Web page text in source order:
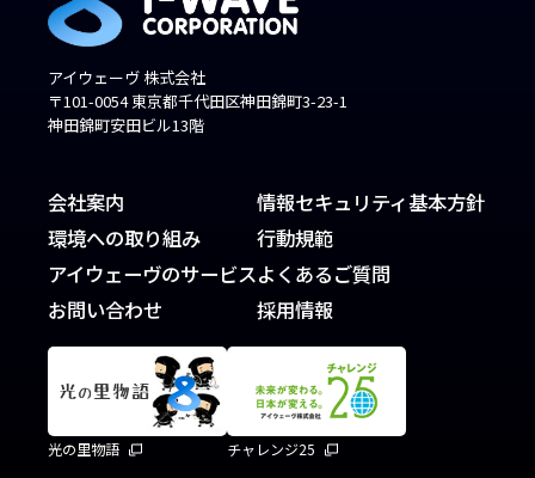
アイウェーヴ 株式会社
〒101-0054 東京都千代田区神田錦町3-23-1
神田錦町安田ビル13階
会社案内
環境への取り組み
アイウェーヴのサービス
お問い合わせ
情報セキュリティ基本方針
行動規範
よくあるご質問
採用情報
光の里物語 チャレンジ25